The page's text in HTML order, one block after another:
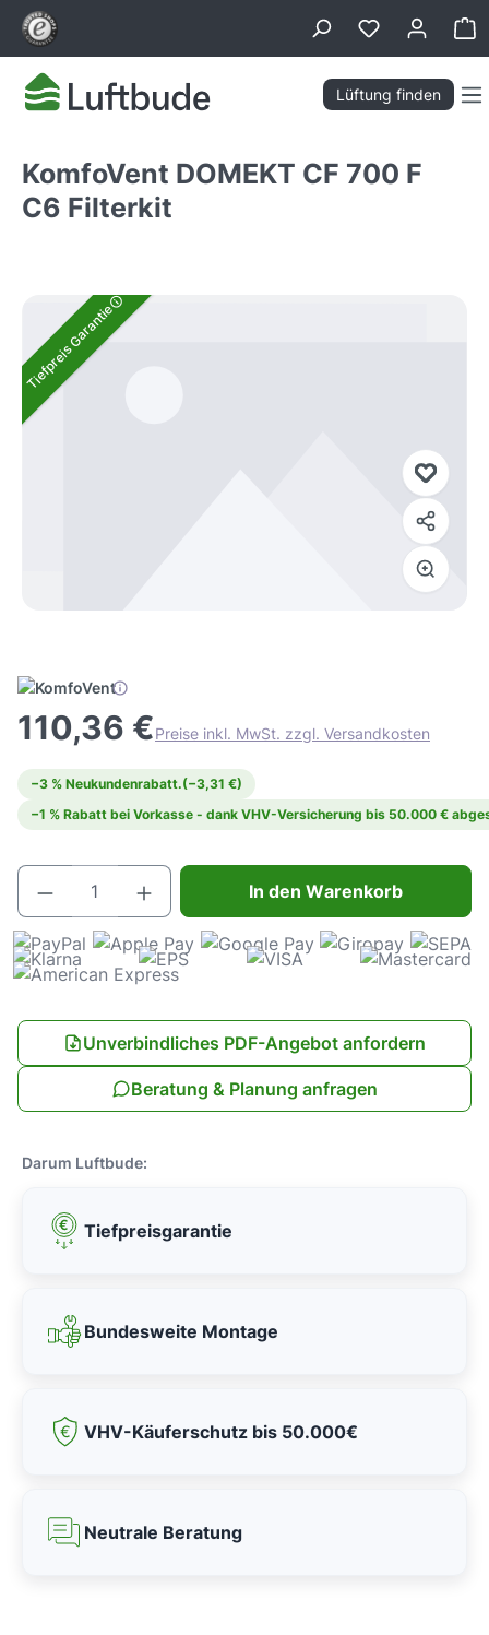
springen
Lüftung finden
KomfoVent DOMEKT CF 700 F
C6 Filterkit
Bildergalerie überspringen
Tiefpreis Garantie
110,36 €Preise inkl. MwSt. zzgl. Versandkosten
−3 % Neukundenrabatt.(−3,31 €)
−1 % Rabatt bei Vorkasse - dank VHV-Versicherung bis 50.000 €
Produkt Anzahl: Gib den gewünschten
In den Warenkorb
Unverbindliches PDF-Angebot anfordern
Beratung & Planung anfragen
Darum Luftbude:
Tiefpreisgarantie
Bundesweite Montage
VHV-Käuferschutz bis 50.000€
Neutrale Beratung